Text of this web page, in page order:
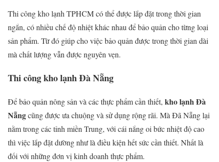
Thi công kho lạnh TPHCM có thể được lắp đặt trong thời gian
ngắn, có nhiều chế độ nhiệt khác nhau để bảo quản cho từng loại
sản phẩm. Từ đó giúp cho việc bảo quản được trong thời gian dài
mà chất lượng vẫn được nguyên vẹn.
Thi công kho lạnh Đà Nẵng
Để bảo quản nông sản và các thực phẩm cần thiết, kho lạnh Đà
Nẵngcũng được ưa chuộng và sử dụng rộng rãi. Mà Đã Nẵng lại
nằm trong các tỉnh miền Trung, với cái nắng oi bức nhiệt độ cao
thì việc lắp đặt dường như là điều kiện hết sức cần thiết. Nhất là
đối với những đơn vị kinh doanh thực phẩm.